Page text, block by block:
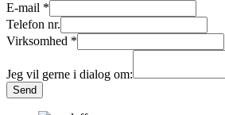
E-mail *
Telefon nr.
Virksomhed *
Jeg vil gerne i dialog om:
Send